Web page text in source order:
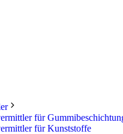
für
für Kunststoffe